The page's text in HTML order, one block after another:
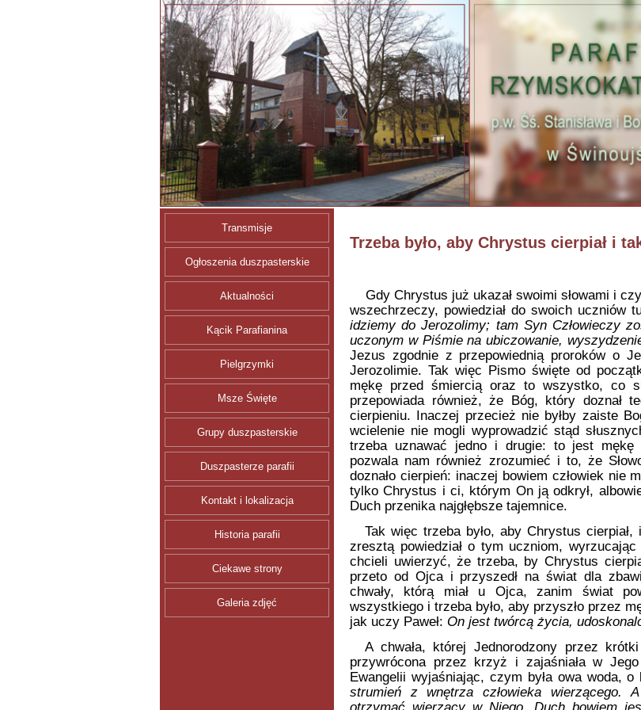
Transmisje
Ogłoszenia duszpasterskie
Aktualności
Kącik Parafianina
Pielgrzymki
Msze Święte
Grupy duszpasterskie
Duszpasterze parafii
Kontakt i lokalizacja
Historia parafii
Ciekawe strony
Galeria zdjęć
Trzeba było, aby Chrystus cierpiał i
Gdy Chrystus już ukazał swoimi słowami i
wszechrzeczy, powiedział do swoich uczniów
idziemy do Jerozolimy; tam Syn Człowieczy
uczonym w Piśmie na ubiczowanie,
Jezus zgodnie z przepowiednią proroków o
Jerozolimie. Tak więc Pismo święte od
mękę przed śmiercią oraz to wszystko, co
przepowiada również, że Bóg, który doznał
cierpieniu. Inaczej przecież nie byłby zaiste
wcielenie nie mogli wyprowadzić stąd
trzeba uznawać jedno i drugie: to jest mękę
pozwala nam również zrozumieć i to, że
doznało cierpień: inaczej bowiem człowiek nie
tylko Chrystus i ci, którym On ją odkrył,
Duch przenika najgłębsze tajemnice.
Tak więc trzeba było, aby Chrystus
zresztą powiedział o tym uczniom,
chcieli uwierzyć, że trzeba, by Chrystus
przeto od Ojca i przyszedł na świat dla
chwały, którą miał u Ojca, zanim świat
wszystkiego i trzeba było, aby przyszło przez
jak uczy Paweł: On jest twórcą życia,
A chwała, której Jednorodzony przez
przywrócona przez krzyż i zajaśniała w
Ewangelii wyjaśniając, czym była owa woda,
strumień z wnętrza człowieka wierzącego.